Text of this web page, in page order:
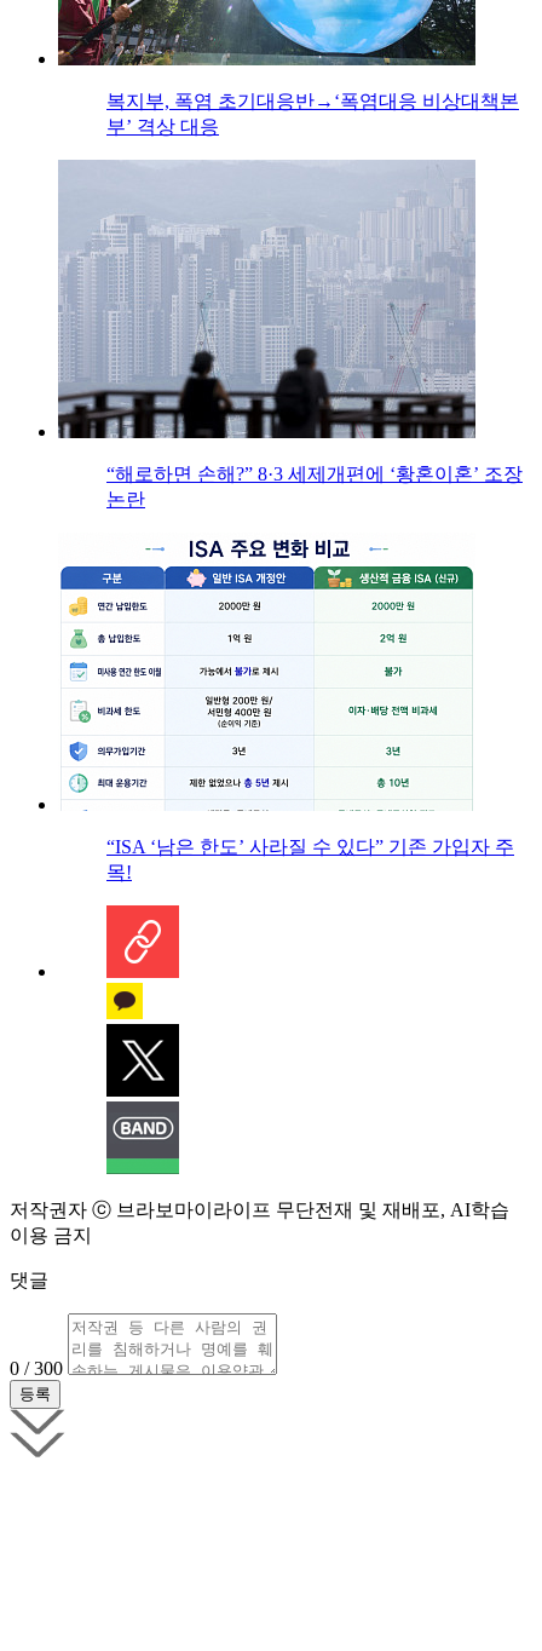
복지부, 폭염 초기대응반→‘폭염대응 비상대책본
부’ 격상 대응
“해로하면 손해?” 8·3 세제개편에 ‘황혼이혼’ 조장
논란
“ISA ‘남은 한도’ 사라질 수 있다” 기존 가입자 주
목!
저작권자 ⓒ 브라보마이라이프 무단전재 및 재배포, AI학습
이용 금지
댓글
0 / 300